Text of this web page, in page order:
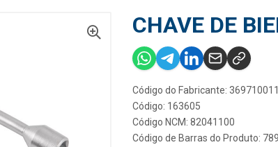
CHAVE DE
Código do Fabricante:
Código: 163605
Código NCM: 82041100
Código de Barras do Produto: